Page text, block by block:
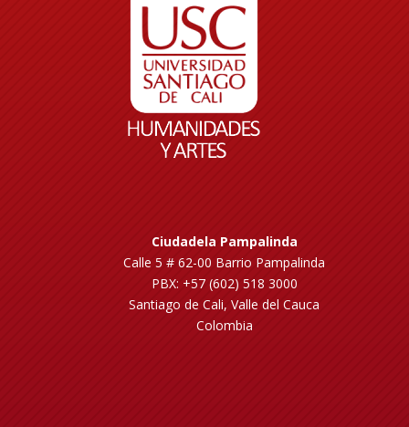
Ciudadela Pampalinda
Calle 5 # 62-00 Barrio Pampalinda
PBX: +57 (602) 518 3000
Santiago de Cali, Valle del Cauca
Colombia